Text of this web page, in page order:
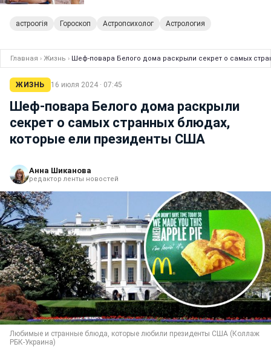
астроогія Гороскоп Астропсихолог Астрология
Главная › Жизнь › Шеф-повара Белого дома раскрыли секрет о самых
ЖИЗНЬ 16 июля 2024 · 07:45
Шеф-повара Белого дома раскрыли
секрет о самых странных блюдах,
которые ели президенты США
Анна Шиканова
редактор ленты новостей
Любимые и странные блюда, которые любили президенты США (Коллаж
РБК-Украина)